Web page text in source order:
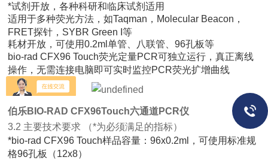
*试剂开放，各种科研和临床试剂适用
适用于多种荧光方法，如Taqman，Molecular Beacon，
FRET探针，SYBR Green I等
耗材开放，可使用0.2ml单管、八联管、96孔板等
bio-rad CFX96 Touch荧光定量PCR可独立运行，真正离线
操作，无需连接电脑即可实时监控PCR荧光扩增曲线
伯乐BIO-RAD CFX96Touch六通道PCR仪
3.2 主要技术要求 （*为必须满足的指标）
*bio-rad CFX96 Touch样品容量：96x0.2ml，可使用标准规
格96孔板（12x8）